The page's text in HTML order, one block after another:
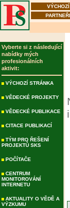
VÝCHOZÍ
PARTNEŘI
Vyberte si z následující
nabídky mých
profesionálních
aktivit:
VÝCHOZÍ STRÁNKA
VĚDECKÉ PROJEKTY
VĚDECKÉ PUBLIKACE
CITACE PUBLIKACÍ
TÝM PRO ŘEŠENÍ
PROJEKTŮ SKS
POČÍTAČE
CENTRUM
MONITOROVÁNÍ
INTERNETU
AKTUALITY O VĚDĚ A
VÝZKUMU